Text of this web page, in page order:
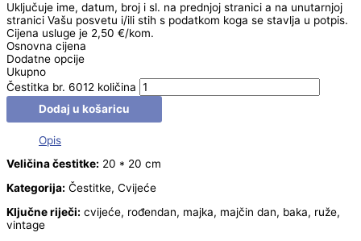
Uključuje ime, datum, broj i sl. na prednjoj stranici a na unutarnjoj
stranici Vašu posvetu i/ili stih s podatkom koga se stavlja u potpis.
Cijena usluge je 2,50 €/kom.
Osnovna cijena
Dodatne opcije
Ukupno
Čestitka br. 6012 količina
Dodaj u košaricu
Opis
Veličina čestitke: 20 * 20 cm
Kategorija: Čestitke, Cvijeće
Ključne riječi: cvijeće, rođendan, majka, majčin dan, baka, ruže,
vintage